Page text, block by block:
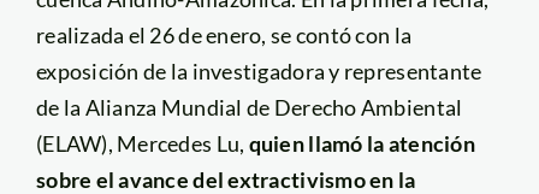
realizada el 26 de enero, se contó con la
exposición de la investigadora y representante
de la Alianza Mundial de Derecho Ambiental
(ELAW), Mercedes Lu, quien llamó la atención
sobre el avance del extractivismo en la